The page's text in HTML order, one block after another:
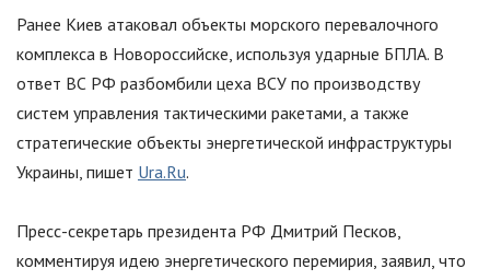
Ранее Киев атаковал объекты морского перевалочного
комплекса в Новороссийске, используя ударные БПЛА. В
ответ ВС РФ разбомбили цеха ВСУ по производству
систем управления тактическими ракетами, а также
стратегические объекты энергетической инфраструктуры
Украины, пишет Ura.Ru.
Пресс-секретарь президента РФ Дмитрий Песков,
комментируя идею энергетического перемирия, заявил, что